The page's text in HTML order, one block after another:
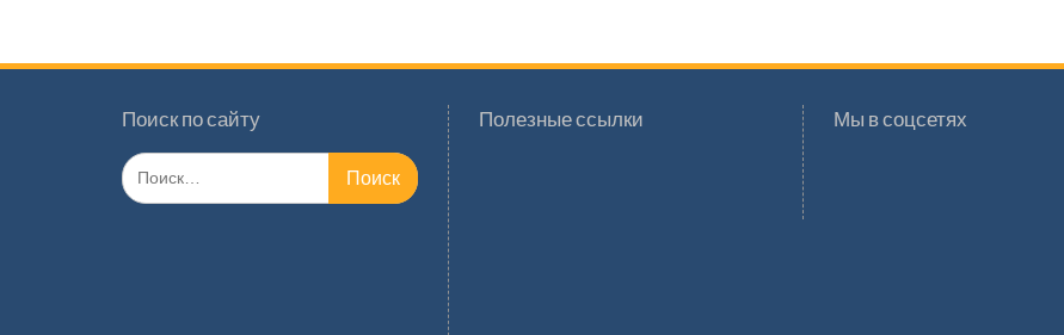
Поиск по сайту
Поиск
по:
Полезные ссылки Мы в соцсетях